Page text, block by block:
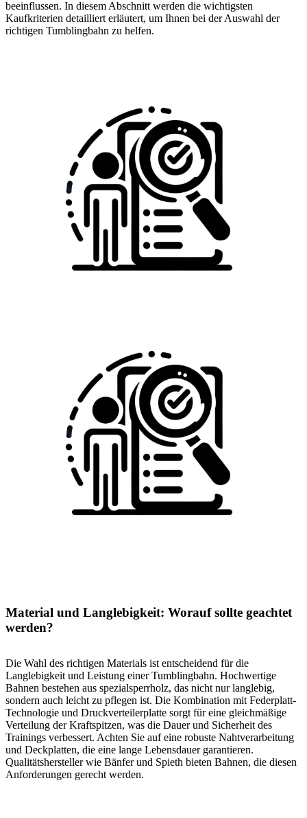
beeinflussen. In diesem Abschnitt werden die wichtigsten
Kaufkriterien detailliert erläutert, um Ihnen bei der Auswahl der
richtigen Tumblingbahn zu helfen.
Material und Langlebigkeit: Worauf sollte geachtet
werden?
Die Wahl des richtigen Materials ist entscheidend für die
Langlebigkeit und Leistung einer Tumblingbahn. Hochwertige
Bahnen bestehen aus spezialsperrholz, das nicht nur langlebig,
sondern auch leicht zu pflegen ist. Die Kombination mit Federplatt-
Technologie und Druckverteilerplatte sorgt für eine gleichmäßige
Verteilung der Kraftspitzen, was die Dauer und Sicherheit des
Trainings verbessert. Achten Sie auf eine robuste Nahtverarbeitung
und Deckplatten, die eine lange Lebensdauer garantieren.
Qualitätshersteller wie Bänfer und Spieth bieten Bahnen, die diesen
Anforderungen gerecht werden.